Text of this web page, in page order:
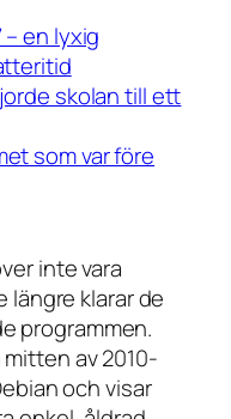
– en lyxig
skolan till ett
som var före
inte vara
klarar de
programmen.
mitten av 2010-
och visar